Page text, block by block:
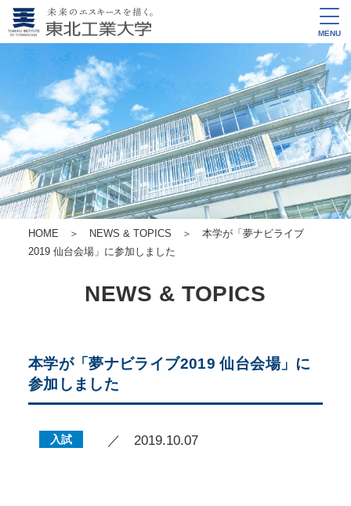
MENU
HOME ＞ NEWS & TOPICS ＞ 本学が「夢ナビライブ
2019 仙台会場」に参加しました
NEWS & TOPICS
本学が「夢ナビライブ2019 仙台会場」に
参加しました
入試 ／ 2019.10.07